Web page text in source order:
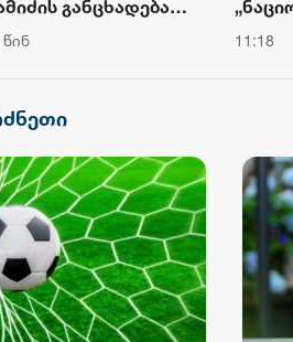
მოძრაობა“
რომ სხვა პატარა თუ
და
11:17